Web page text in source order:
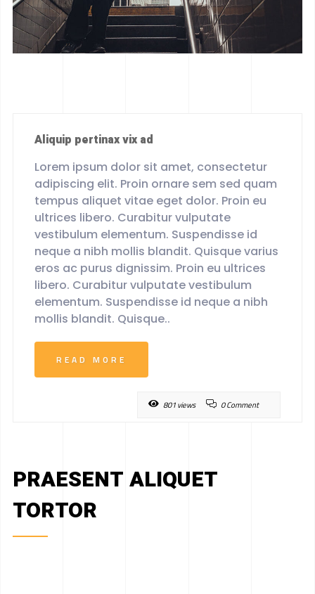
Aliquip pertinax vix ad
Lorem ipsum dolor sit amet, consectetur
adipiscing elit. Proin ornare sem sed quam
tempus aliquet vitae eget dolor. Proin eu
ultrices libero. Curabitur vulputate
vestibulum elementum. Suspendisse id
neque a nibh mollis blandit. Quisque varius
eros ac purus dignissim. Proin eu ultrices
libero. Curabitur vulputate vestibulum
elementum. Suspendisse id neque a nibh
mollis blandit. Quisque..
READ MORE
801 views 0 Comment
PRAESENT ALIQUET
TORTOR